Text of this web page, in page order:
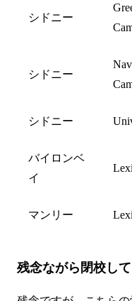
シドニー
シドニー
シドニー
バイロンベ
イ
マンリー
残念ながら閉校し